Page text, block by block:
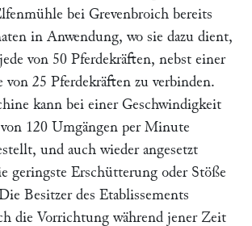
bei Grevenbroich bereits
in Anwendung, wo sie dazu dient,
von 50 Pferdekräften, nebst einer
von 25 Pferdekräften zu verbinden.
kann bei einer Geschwindigkeit
120 Umgängen per Minute
und auch wieder angesetzt
geringste Erschütterung oder Stöße
Besitzer des Etablissements
die Vorrichtung während jener Zeit